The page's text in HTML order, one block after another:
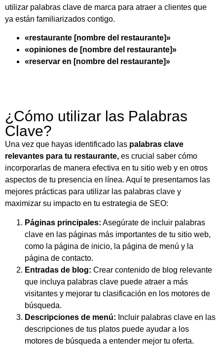
utilizar palabras clave de marca para atraer a clientes que
ya están familiarizados contigo.
«restaurante [nombre del restaurante]»
«opiniones de [nombre del restaurante]»
«reservar en [nombre del restaurante]»
¿Cómo utilizar las Palabras
Clave?
Una vez que hayas identificado las palabras clave
relevantes para tu restaurante, es crucial saber cómo
incorporarlas de manera efectiva en tu sitio web y en otros
aspectos de tu presencia en línea. Aquí te presentamos las
mejores prácticas para utilizar las palabras clave y
maximizar su impacto en tu estrategia de SEO:
Páginas principales: Asegúrate de incluir palabras
clave en las páginas más importantes de tu sitio web,
como la página de inicio, la página de menú y la
página de contacto.
Entradas de blog: Crear contenido de blog relevante
que incluya palabras clave puede atraer a más
visitantes y mejorar tu clasificación en los motores de
búsqueda.
Descripciones de menú: Incluir palabras clave en las
descripciones de tus platos puede ayudar a los
motores de búsqueda a entender mejor tu oferta.